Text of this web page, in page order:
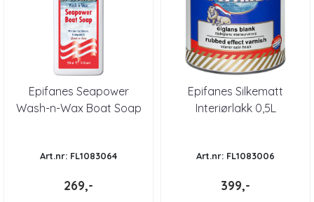
Epifanes Seapower
Wash-n-Wax Boat Soap
Art.nr: FL1083064
269,-
Epifanes Silkematt
Interiørlakk 0,5L
Art.nr: FL1083006
399,-